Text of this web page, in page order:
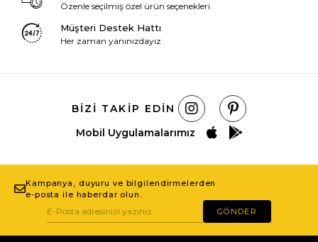
Özenle seçilmiş özel ürün seçenekleri
Müşteri Destek Hattı
Her zaman yanınızdayız
BIZI TAKIP EDIN
Mobil Uygulamalarımız
Kampanya, duyuru ve bilgilendirmelerden
e-posta ile haberdar olun.
GÖNDER